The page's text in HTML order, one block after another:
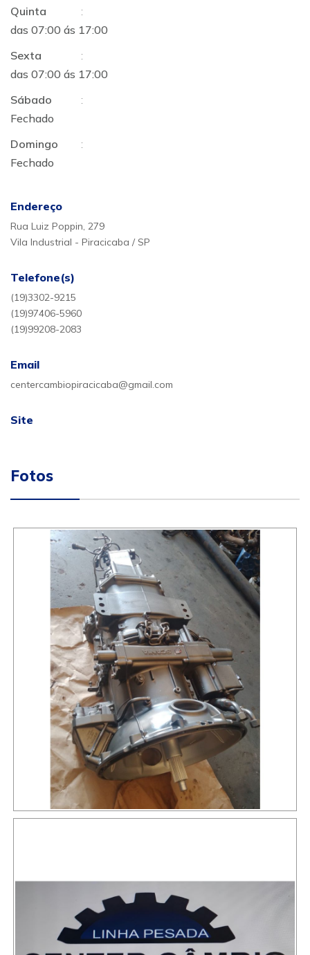
Quinta
:
das 07:00 ás 17:00
Sexta
:
das 07:00 ás 17:00
Sábado
:
Fechado
Domingo
:
Fechado
Endereço
Rua Luiz Poppin, 279
Vila Industrial - Piracicaba / SP
Telefone(s)
(19)3302-9215
(19)97406-5960
(19)99208-2083
Email
centercambiopiracicaba@gmail.com
Site
Fotos